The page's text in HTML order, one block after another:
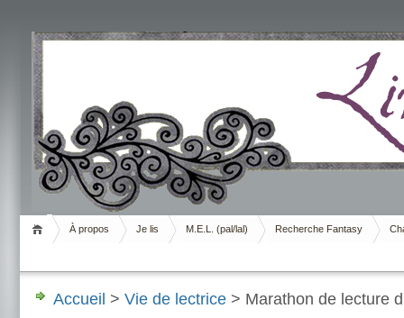
Livrement
À propos Je lis M.E.L. (pal/lal) Recherche Fantasy
Accueil > Vie de lectrice > Marathon de lecture